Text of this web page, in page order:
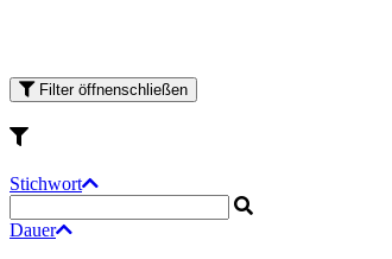
Filter öffnenschließen
Stichwort
Dauer